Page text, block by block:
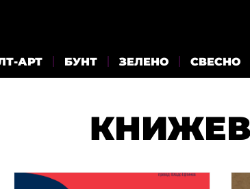
АРТ БУНТ ЗЕЛЕНО СВЕСНО